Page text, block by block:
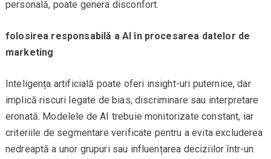
personală, poate genera disconfort.
folosirea responsabilă a AI în procesarea datelor de
marketing
Inteligența artificială poate oferi insight-uri puternice, dar
implică riscuri legate de bias, discriminare sau interpretare
eronată. Modelele de AI trebuie monitorizate constant, iar
criteriile de segmentare verificate pentru a evita excluderea
nedreaptă a unor grupuri sau influențarea deciziilor într-un